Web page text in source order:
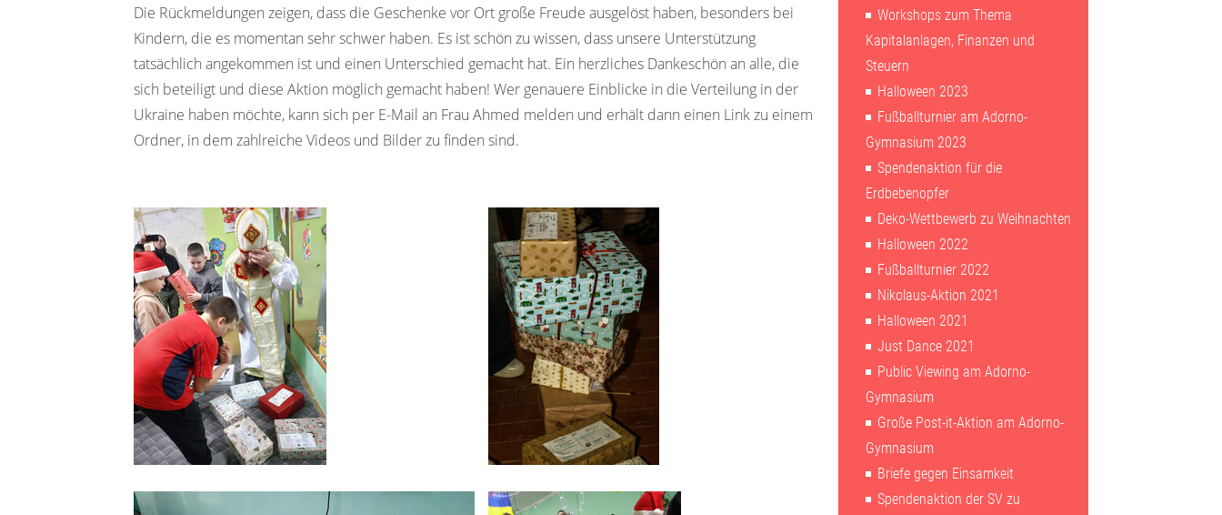
Die Rückmeldungen zeigen, dass die Geschenke vor Ort große Freude ausgelöst haben, besonders bei
Kindern, die es momentan sehr schwer haben. Es ist schön zu wissen, dass unsere Unterstützung
tatsächlich angekommen ist und einen Unterschied gemacht hat. Ein herzliches Dankeschön an alle, die
sich beteiligt und diese Aktion möglich gemacht haben! Wer genauere Einblicke in die Verteilung in der
Ukraine haben möchte, kann sich per E-Mail an Frau Ahmed melden und erhält dann einen Link zu einem
Ordner, in dem zahlreiche Videos und Bilder zu finden sind.
Workshops zum Thema
Kapitalanlagen, Finanzen und
Steuern
Halloween 2023
Fußballturnier am Adorno-
Gymnasium 2023
Spendenaktion für die
Erdbebenopfer
Deko-Wettbewerb zu Weihnachten
Halloween 2022
Fußballturnier 2022
Nikolaus-Aktion 2021
Halloween 2021
Just Dance 2021
Public Viewing am Adorno-
Gymnasium
Große Post-it-Aktion am Adorno-
Gymnasium
Briefe gegen Einsamkeit
Spendenaktion der SV zu